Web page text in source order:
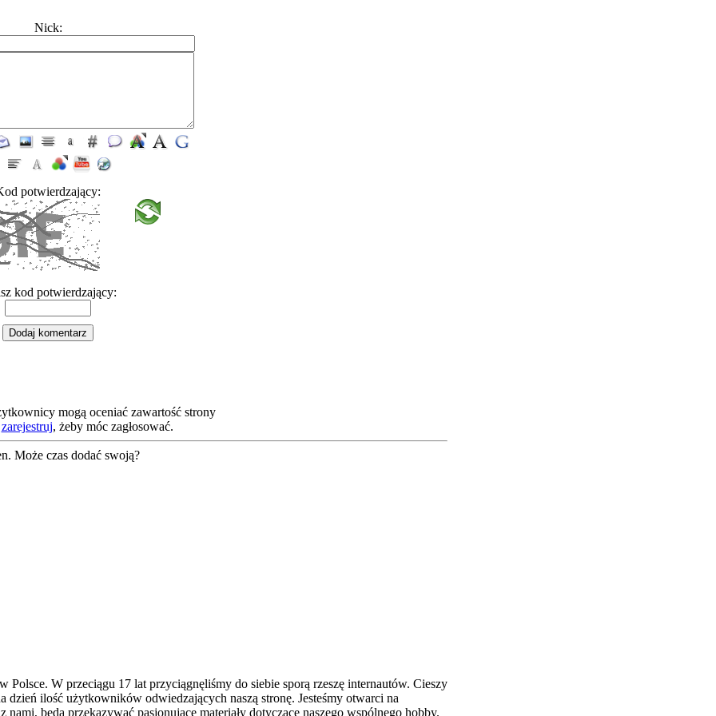
Nick:
potwierdzający:
kod potwierdzający:
mogą oceniać zawartość strony
zarejestruj, żeby móc zagłosować.
Może czas dodać swoją?
W przeciągu 17 lat przyciągnęliśmy do siebie sporą rzeszę internautów. Cieszy
ilość użytkowników odwiedzających naszą stronę. Jesteśmy otwarci na
będą przekazywać pasjonujące materiały dotyczące naszego wspólnego hobby.